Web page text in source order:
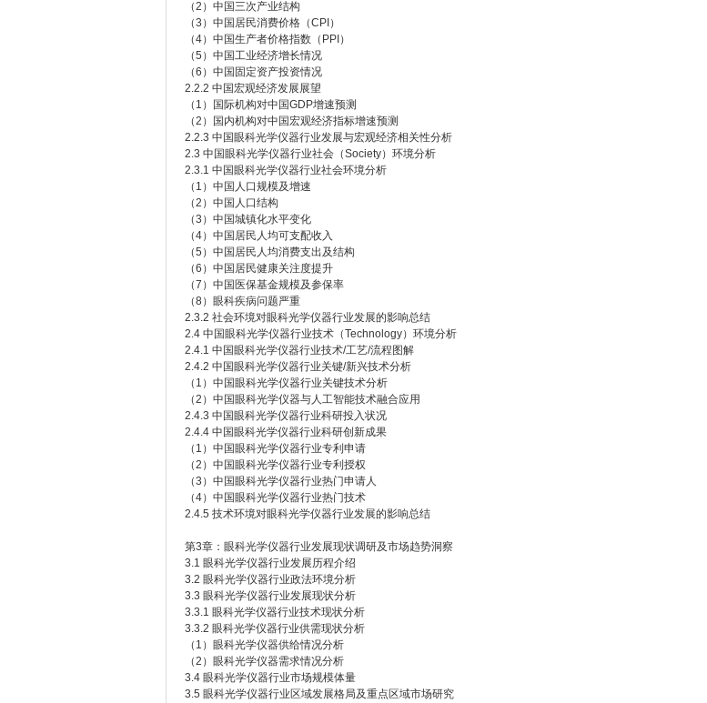
（2）中国三次产业结构
（3）中国居民消费价格（CPI）
（4）中国生产者价格指数（PPI）
（5）中国工业经济增长情况
（6）中国固定资产投资情况
2.2.2 中国宏观经济发展展望
（1）国际机构对中国GDP增速预测
（2）国内机构对中国宏观经济指标增速预测
2.2.3 中国眼科光学仪器行业发展与宏观经济相关性分析
2.3 中国眼科光学仪器行业社会（Society）环境分析
2.3.1 中国眼科光学仪器行业社会环境分析
（1）中国人口规模及增速
（2）中国人口结构
（3）中国城镇化水平变化
（4）中国居民人均可支配收入
（5）中国居民人均消费支出及结构
（6）中国居民健康关注度提升
（7）中国医保基金规模及参保率
（8）眼科疾病问题严重
2.3.2 社会环境对眼科光学仪器行业发展的影响总结
2.4 中国眼科光学仪器行业技术（Technology）环境分析
2.4.1 中国眼科光学仪器行业技术/工艺/流程图解
2.4.2 中国眼科光学仪器行业关键/新兴技术分析
（1）中国眼科光学仪器行业关键技术分析
（2）中国眼科光学仪器与人工智能技术融合应用
2.4.3 中国眼科光学仪器行业科研投入状况
2.4.4 中国眼科光学仪器行业科研创新成果
（1）中国眼科光学仪器行业专利申请
（2）中国眼科光学仪器行业专利授权
（3）中国眼科光学仪器行业热门申请人
（4）中国眼科光学仪器行业热门技术
2.4.5 技术环境对眼科光学仪器行业发展的影响总结
第3章：眼科光学仪器行业发展现状调研及市场趋势洞察
3.1 眼科光学仪器行业发展历程介绍
3.2 眼科光学仪器行业政法环境分析
3.3 眼科光学仪器行业发展现状分析
3.3.1 眼科光学仪器行业技术现状分析
3.3.2 眼科光学仪器行业供需现状分析
（1）眼科光学仪器供给情况分析
（2）眼科光学仪器需求情况分析
3.4 眼科光学仪器行业市场规模体量
3.5 眼科光学仪器行业区域发展格局及重点区域市场研究